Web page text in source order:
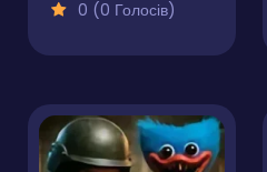
0 (0 Голосів)